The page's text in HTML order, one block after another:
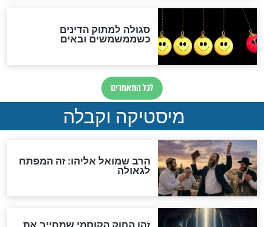
"לפני הגאולה תהיה אפיקורסות
והכחשה גדולה מאוד של
האמונה"
האם לאחר בוא המשיח יהיה
אפשר לחזור בתשובה?
לכל המאמרים